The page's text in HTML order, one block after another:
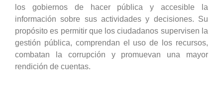
los gobiernos de hacer pública y accesible la
información sobre sus actividades y decisiones. Su
propósito es permitir que los ciudadanos supervisen la
gestión pública, comprendan el uso de los recursos,
combatan la corrupción y promuevan una mayor
rendición de cuentas.